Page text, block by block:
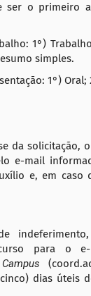
ser o primeiro
1°)
simples.
1°) Oral;
da solicitação,
e-mail
e, em caso
para o e-
Campus
dias úteis